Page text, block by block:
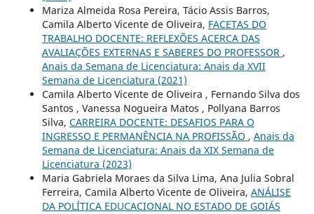
Mariza Almeida Rosa Pereira, Tácio Assis Barros,
Camila Alberto Vicente de Oliveira, FACETAS DO
TRABALHO DOCENTE: REFLEXÕES ACERCA DAS
AVALIAÇÕES EXTERNAS E SABERES DO PROFESSOR ,
Anais da Semana de Licenciatura: Anais da XVII
Semana de Licenciatura (2021)
Camila Alberto Vicente de Oliveira , Fernando Silva dos
Santos , Vanessa Nogueira Matos , Pollyana Barros
Silva, CARREIRA DOCENTE: DESAFIOS PARA O
INGRESSO E PERMANÊNCIA NA PROFISSÃO , Anais da
Semana de Licenciatura: Anais da XIX Semana de
Licenciatura (2023)
Maria Gabriela Moraes da Silva Lima, Ana Julia Sobral
Ferreira, Camila Alberto Vicente de Oliveira, ANÁLISE
DA POLÍTICA EDUCACIONAL NO ESTADO DE GOIÁS